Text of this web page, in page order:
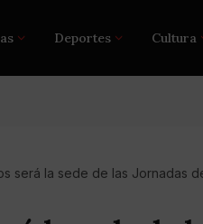
Deportes Cultura
será la sede de las Jornadas